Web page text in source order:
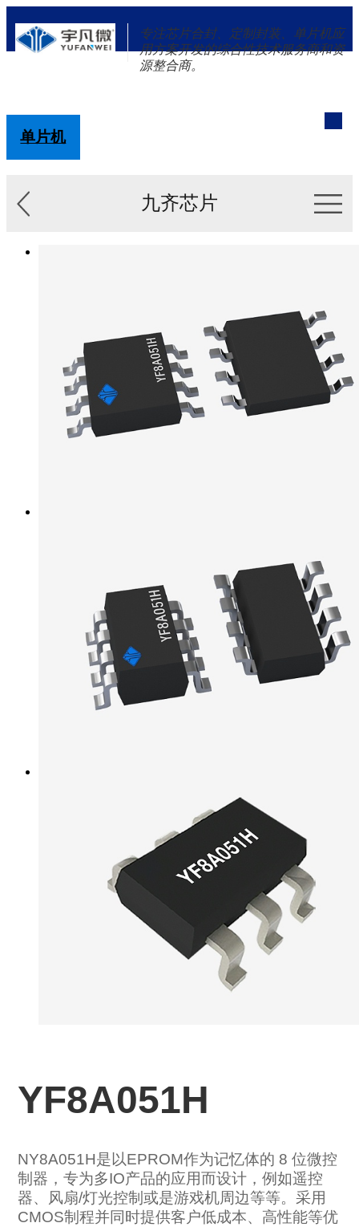
专注芯片合封、定制封装、单片机应
用方案开发的综合性技术服务商和资
源整合商。
单片机
九齐芯片
YF8A051H
NY8A051H是以EPROM作为记忆体的 8 位微控
制器，专为多IO产品的应用而设计，例如遥控
器、风扇/灯光控制或是游戏机周边等等。采用
CMOS制程并同时提供客户低成本、高性能等优